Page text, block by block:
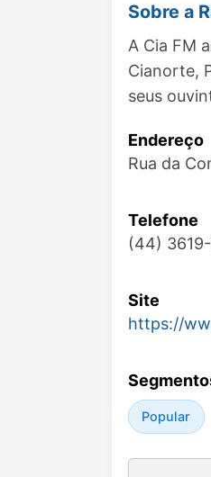
Sobre a
A Cia FM
Cianorte,
seus
Endereço
Rua da
Telefone
(44)
Site
https://
Popular